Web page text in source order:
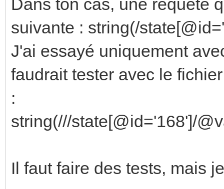
Dans ton cas, une requête
suivante : string(/
J'ai essayé uniquement
faudrait tester avec le
:
string(///state[@id='168']/
Il faut faire des tests, mais